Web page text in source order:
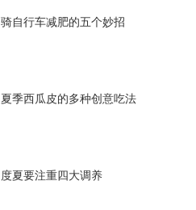
骑自行车减肥的五个妙招
夏季西瓜皮的多种创意吃法
度夏要注重四大调养